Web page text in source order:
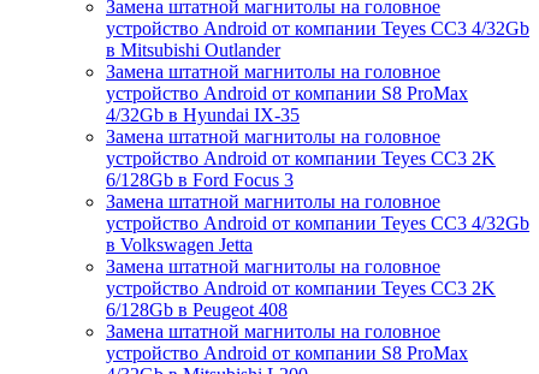
Замена штатной магнитолы на головное
устройство Android от компании Teyes CC3 4/32Gb
в Mitsubishi Outlander
Замена штатной магнитолы на головное
устройство Android от компании S8 ProMax
4/32Gb в Hyundai IX-35
Замена штатной магнитолы на головное
устройство Android от компании Teyes CC3 2K
6/128Gb в Ford Focus 3
Замена штатной магнитолы на головное
устройство Android от компании Teyes CC3 4/32Gb
в Volkswagen Jetta
Замена штатной магнитолы на головное
устройство Android от компании Teyes CC3 2K
6/128Gb в Peugeot 408
Замена штатной магнитолы на головное
устройство Android от компании S8 ProMax